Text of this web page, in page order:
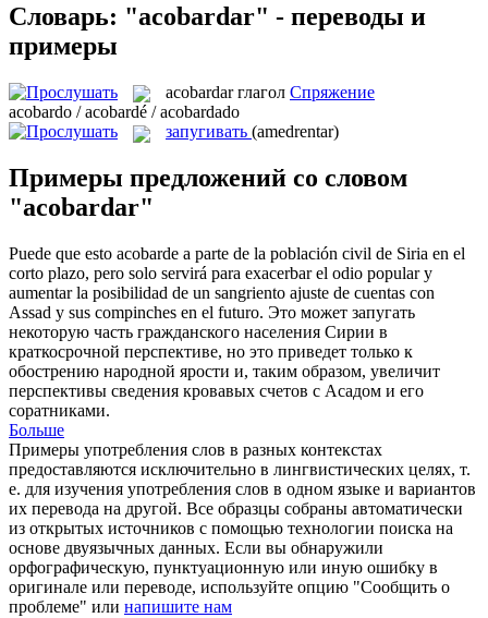
Словарь: "acobardar" - переводы и
примеры
acobardar глагол Спряжение
acobardo / acobardé / acobardado
запугивать (amedrentar)
Примеры предложений со словом
"acobardar"
Puede que esto acobarde a parte de la población civil de Siria en el
corto plazo, pero solo servirá para exacerbar el odio popular y
aumentar la posibilidad de un sangriento ajuste de cuentas con
Assad y sus compinches en el futuro. Это может запугать
некоторую часть гражданского населения Сирии в
краткосрочной перспективе, но это приведет только к
обострению народной ярости и, таким образом, увеличит
перспективы сведения кровавых счетов с Асадом и его
соратниками.
Больше
Примеры употребления слов в разных контекстах
предоставляются исключительно в лингвистических целях, т.
е. для изучения употребления слов в одном языке и вариантов
их перевода на другой. Все образцы собраны автоматически
из открытых источников с помощью технологии поиска на
основе двуязычных данных. Если вы обнаружили
орфографическую, пунктуационную или иную ошибку в
оригинале или переводе, используйте опцию "Сообщить о
проблеме" или напишите нам